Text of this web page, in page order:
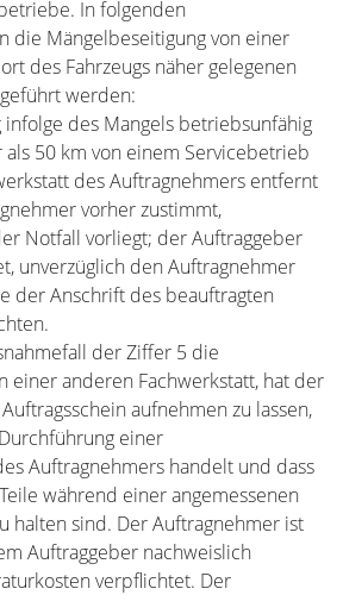
In folgenden
die Mängelbeseitigung von einer
des Fahrzeugs näher gelegenen
werden:
infolge des Mangels betriebsunfähig
50 km von einem Servicebetrieb
des Auftragnehmers entfernt
vorher zustimmt,
Notfall vorliegt; der Auftraggeber
unverzüglich den Auftragnehmer
der Anschrift des beauftragten
der Ziffer 5 die
einer anderen Fachwerkstatt, hat der
aufnehmen zu lassen,
einer
Auftragnehmers handelt und dass
während einer angemessenen
halten sind. Der Auftragnehmer ist
Auftraggeber nachweislich
verpflichtet. Der